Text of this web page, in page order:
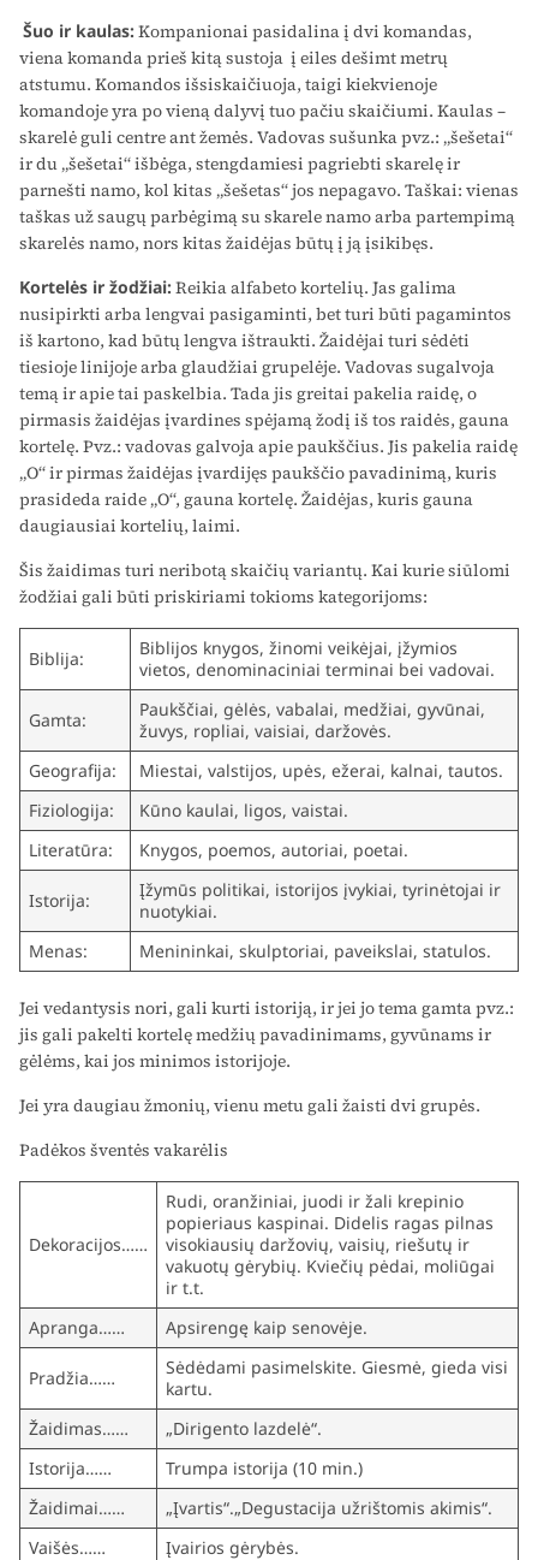
Šuo ir kaulas:Kompanionai pasidalina į dvi komandas,
viena komanda prieš kitą sustoja į eiles dešimt metrų
atstumu. Komandos išsiskaičiuoja, taigi kiekvienoje
komandoje yra po vieną dalyvį tuo pačiu skaičiumi. Kaulas –
skarelė guli centre ant žemės. Vadovas sušunka pvz.: „šešetai“
ir du „šešetai“ išbėga, stengdamiesi pagriebti skarelę ir
parnešti namo, kol kitas „šešetas“ jos nepagavo. Taškai: vienas
taškas už saugų parbėgimą su skarele namo arba partempimą
skarelės namo, nors kitas žaidėjas būtų į ją įsikibęs.
Kortelės ir žodžiai:Reikia alfabeto kortelių. Jas galima
nusipirkti arba lengvai pasigaminti, bet turi būti pagamintos
iš kartono, kad būtų lengva ištraukti. Žaidėjai turi sėdėti
tiesioje linijoje arba glaudžiai grupelėje. Vadovas sugalvoja
temą ir apie tai paskelbia. Tada jis greitai pakelia raidę, o
pirmasis žaidėjas įvardines spėjamą žodį iš tos raidės, gauna
kortelę. Pvz.: vadovas galvoja apie paukščius. Jis pakelia raidę
„O“ ir pirmas žaidėjas įvardijęs paukščio pavadinimą, kuris
prasideda raide „O“, gauna kortelę. Žaidėjas, kuris gauna
daugiausiai kortelių, laimi.
Šis žaidimas turi neribotą skaičių variantų. Kai kurie siūlomi
žodžiai gali būti priskiriami tokioms kategorijoms:
Biblija:
Biblijos knygos, žinomi veikėjai, įžymios
vietos, denominaciniai terminai bei vadovai.
Gamta:
Paukščiai, gėlės, vabalai, medžiai, gyvūnai,
žuvys, ropliai, vaisiai, daržovės.
Geografija:
Miestai, valstijos, upės, ežerai, kalnai, tautos.
Fiziologija:
Kūno kaulai, ligos, vaistai.
Literatūra:
Knygos, poemos, autoriai, poetai.
Istorija:
Įžymūs politikai, istorijos įvykiai, tyrinėtojai ir
nuotykiai.
Menas:
Menininkai, skulptoriai, paveikslai, statulos.
Jei vedantysis nori, gali kurti istoriją, ir jei jo tema gamta pvz.:
jis gali pakelti kortelę medžių pavadinimams, gyvūnams ir
gėlėms, kai jos minimos istorijoje.
Jei yra daugiau žmonių, vienu metu gali žaisti dvi grupės.
Padėkos šventės vakarėlis
Dekoracijos……
Rudi, oranžiniai, juodi ir žali krepinio
popieriaus kaspinai. Didelis ragas pilnas
visokiausių daržovių, vaisių, riešutų ir
vakuotų gėrybių. Kviečių pėdai, moliūgai
ir t.t.
Apranga……
Apsirengę kaip senovėje.
Pradžia……
Sėdėdami pasimelskite. Giesmė, gieda visi
kartu.
Žaidimas……
„Dirigento lazdelė“.
Istorija……
Trumpa istorija (10 min.)
Žaidimai……
„Įvartis“.„Degustacija užrištomis akimis“.
Vaišės……
Įvairios gėrybės.